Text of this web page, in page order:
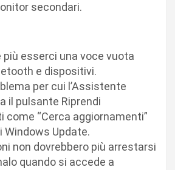
secondari.
più esserci una voce vuota
e dispositivi.
per cui l’Assistente
il pulsante Riprendi
come “Cerca aggiornamenti”
Windows Update.
non dovrebbero più arrestarsi
quando si accede a